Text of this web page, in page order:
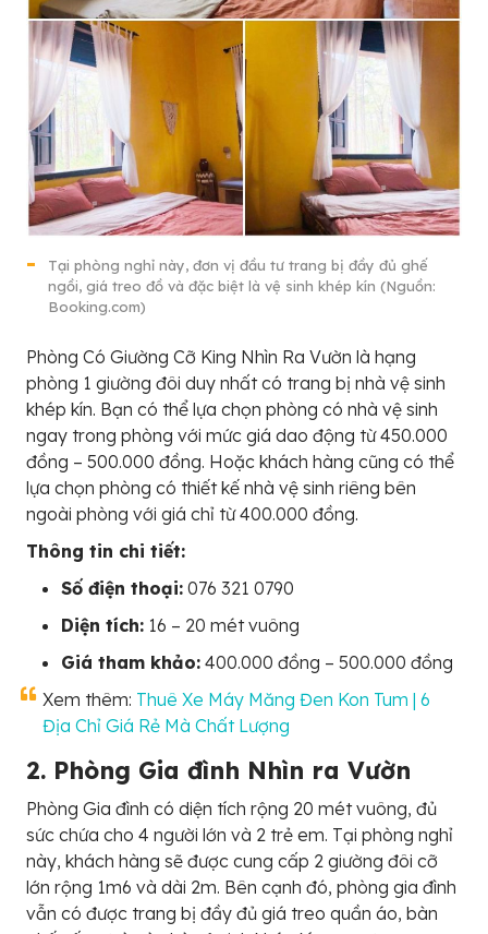
Tại phòng nghỉ này, đơn vị đầu tư trang bị đầy đủ ghế
ngồi, giá treo đồ và đặc biệt là vệ sinh khép kín (Nguồn:
Booking.com)
Phòng Có Giường Cỡ King Nhìn Ra Vườn là hạng
phòng 1 giường đôi duy nhất có trang bị nhà vệ sinh
khép kín. Bạn có thể lựa chọn phòng có nhà vệ sinh
ngay trong phòng với mức giá dao động từ 450.000
đồng – 500.000 đồng. Hoặc khách hàng cũng có thể
lựa chọn phòng có thiết kế nhà vệ sinh riêng bên
ngoài phòng với giá chỉ từ 400.000 đồng.
Thông tin chi tiết:
Số điện thoại: 076 321 0790
Diện tích: 16 – 20 mét vuông
Giá tham khảo: 400.000 đồng – 500.000 đồng
Xem thêm: Thuê Xe Máy Măng Đen Kon Tum | 6
Địa Chỉ Giá Rẻ Mà Chất Lượng
2. Phòng Gia đình Nhìn ra Vườn
Phòng Gia đình có diện tích rộng 20 mét vuông, đủ
sức chứa cho 4 người lớn và 2 trẻ em. Tại phòng nghỉ
này, khách hàng sẽ được cung cấp 2 giường đôi cỡ
lớn rộng 1m6 và dài 2m. Bên cạnh đó, phòng gia đình
vẫn có được trang bị đầy đủ giá treo quần áo, bàn